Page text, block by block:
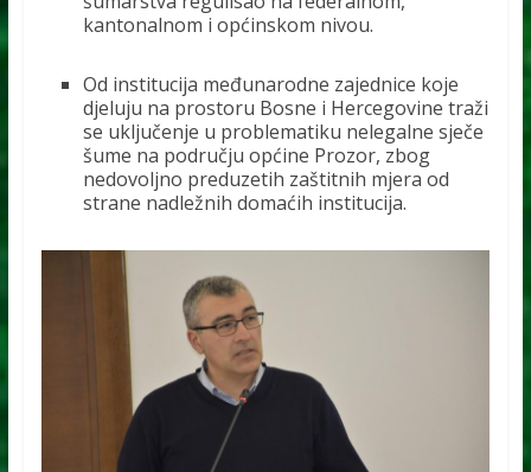
kantonalnom i općinskom nivou.
Od institucija međunarodne zajednice koje
djeluju na prostoru Bosne i Hercegovine traži
se uključenje u problematiku nelegalne sječe
šume na području općine Prozor, zbog
nedovoljno preduzetih zaštitnih mjera od
strane nadležnih domaćih institucija.